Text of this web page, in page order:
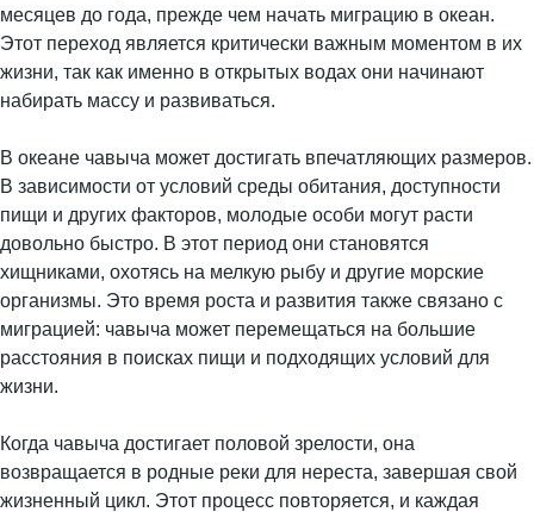
месяцев до года, прежде чем начать миграцию в океан.
Этот переход является критически важным моментом в их
жизни, так как именно в открытых водах они начинают
набирать массу и развиваться.
В океане чавыча может достигать впечатляющих размеров.
В зависимости от условий среды обитания, доступности
пищи и других факторов, молодые особи могут расти
довольно быстро. В этот период они становятся
хищниками, охотясь на мелкую рыбу и другие морские
организмы. Это время роста и развития также связано с
миграцией: чавыча может перемещаться на большие
расстояния в поисках пищи и подходящих условий для
жизни.
Когда чавыча достигает половой зрелости, она
возвращается в родные реки для нереста, завершая свой
жизненный цикл. Этот процесс повторяется, и каждая